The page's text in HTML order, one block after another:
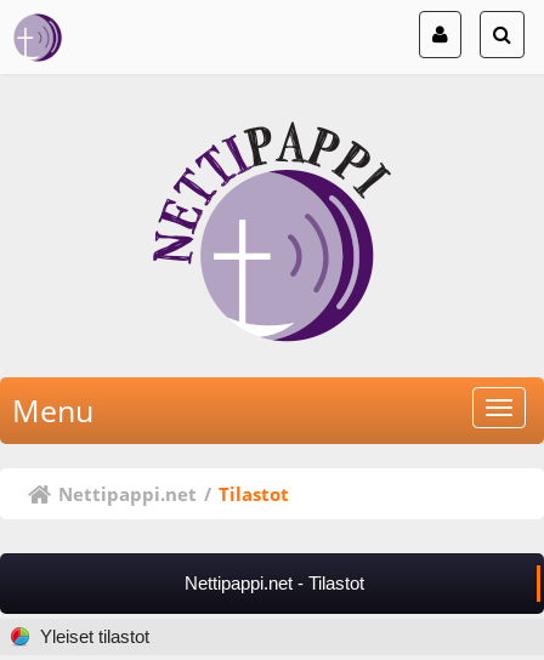
Menu
Nettipappi.net / Tilastot
Nettipappi.net - Tilastot
Yleiset tilastot